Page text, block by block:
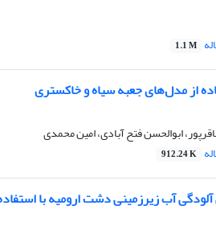
1.1 M
از مدل‌های جعبه سیاه و خاکستری
ابوالحسن فتح آبادی، امین محمدی
912.24 K